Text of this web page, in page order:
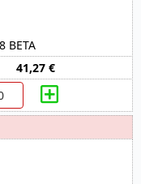
BETA
41,27 €